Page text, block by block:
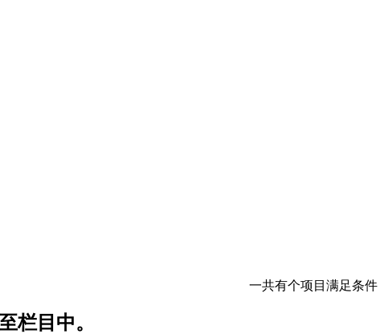
一共有个项目满足条件
栏目中。